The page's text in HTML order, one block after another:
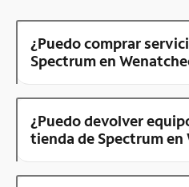
¿Puedo comprar
Spectrum en
¿Puedo devolver
tienda de Spectrum en